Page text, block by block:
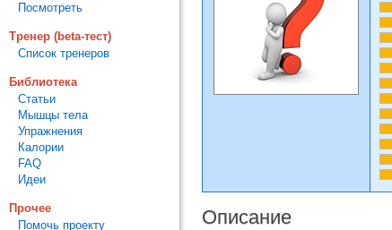
Описание
Посмотреть
Тренер (beta-тест)
Список тренеров
Библиотека
Статьи
Мышцы тела
Упражнения
Калории
FAQ
Идеи
Прочее
Помочь проекту